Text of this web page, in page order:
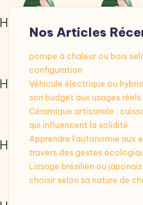
Nos Articles
pompe à chaleur ou bois
configuration
Véhicule électrique ou
son budget aux usages réels
Céramique artisanale :
qui influencent la solidité
Apprendre l’autonomie aux
travers des gestes
Lissage brésilien ou
choisir selon sa nature de